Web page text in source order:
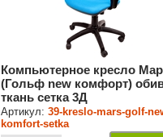
Компьютерное кресло
(Гольф new комфорт)
ткань сетка 3Д
Артикул:39-kreslo-mars-golf-
komfort-setka